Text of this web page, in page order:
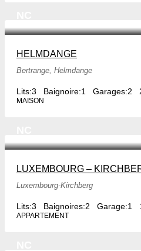
HELMDANGE
Bertrange, Helmdange
Lits:3 Baignoire:1 Garages:2
MAISON
LUXEMBOURG –
Luxembourg-Kirchberg
Lits:3 Baignoires:2 Garage:1
APPARTEMENT